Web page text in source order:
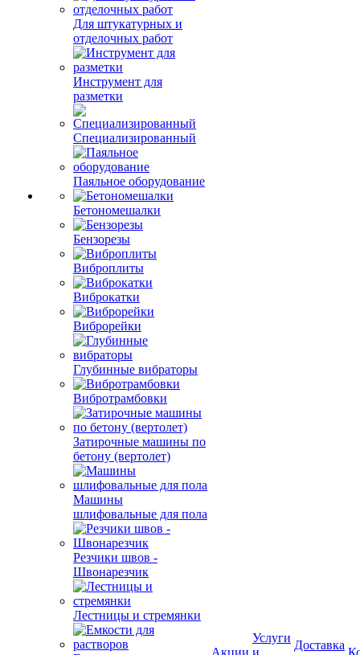
Для штукатурных и
отделочных работ
Инструмент для
разметки
Специализированный
Паяльное оборудование
Бетономешалки
Бензорезы
Виброплиты
Виброкатки
Виброрейки
Глубинные вибраторы
Вибротрамбовки
Затирочные машины по
бетону (вертолет)
Машины
шлифовальные для пола
Резчики швов -
Швонарезчик
Лестницы и стремянки
Акции
Услуги
и
Доставка